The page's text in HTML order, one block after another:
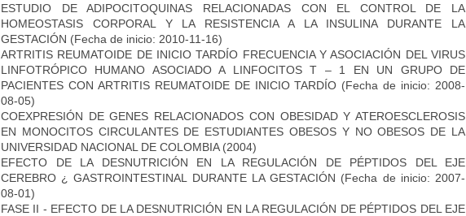
ESTUDIO DE ADIPOCITOQUINAS RELACIONADAS CON EL CONTROL DE LA
HOMEOSTASIS CORPORAL Y LA RESISTENCIA A LA INSULINA DURANTE LA
GESTACIÓN (Fecha de inicio: 2010-11-16)
ARTRITIS REUMATOIDE DE INICIO TARDÍO FRECUENCIA Y ASOCIACIÓN DEL VIRUS
LINFOTRÓPICO HUMANO ASOCIADO A LINFOCITOS T – 1 EN UN GRUPO DE
PACIENTES CON ARTRITIS REUMATOIDE DE INICIO TARDÍO (Fecha de inicio: 2008-
08-05)
COEXPRESIÓN DE GENES RELACIONADOS CON OBESIDAD Y ATEROESCLEROSIS
EN MONOCITOS CIRCULANTES DE ESTUDIANTES OBESOS Y NO OBESOS DE LA
UNIVERSIDAD NACIONAL DE COLOMBIA (2004)
EFECTO DE LA DESNUTRICIÓN EN LA REGULACIÓN DE PÉPTIDOS DEL EJE
CEREBRO ¿ GASTROINTESTINAL DURANTE LA GESTACIÓN (Fecha de inicio: 2007-
08-01)
FASE II - EFECTO DE LA DESNUTRICIÓN EN LA REGULACIÓN DE PÉPTIDOS DEL EJE